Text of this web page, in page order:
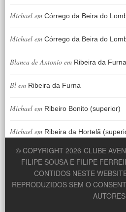
Michael em Córrego da Beira do
Michael em Córrego da Beira do
Blanca de Antonio em Ribeira da Furna
Bl em Ribeira da Furna
Michael em Ribeiro Bonito (superior)
Michael em Ribeira da Hortelã
© COPYRIGHT 2026 CLUBE
FILIPE SOUSA E FILIPE
CONTIDOS NESTE
REPRODUZIDOS SEM O